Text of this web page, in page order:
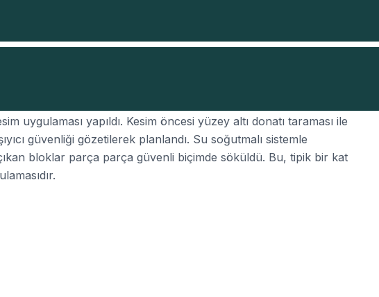
uygulaması yapıldı. Kesim öncesi yüzey altı donatı taraması ile
güvenliği gözetilerek planlandı. Su soğutmalı sistemle
bloklar parça parça güvenli biçimde söküldü. Bu, tipik bir kat